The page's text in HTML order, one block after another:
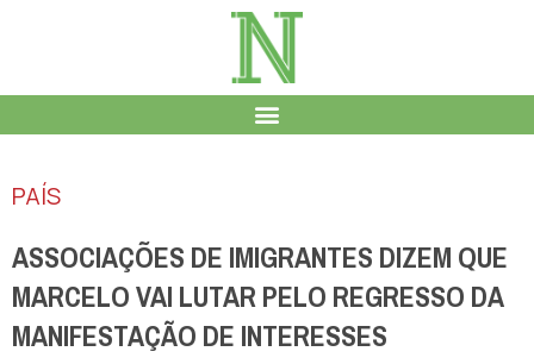
PAÍS
ASSOCIAÇÕES DE IMIGRANTES DIZEM QUE
MARCELO VAI LUTAR PELO REGRESSO DA
MANIFESTAÇÃO DE INTERESSES